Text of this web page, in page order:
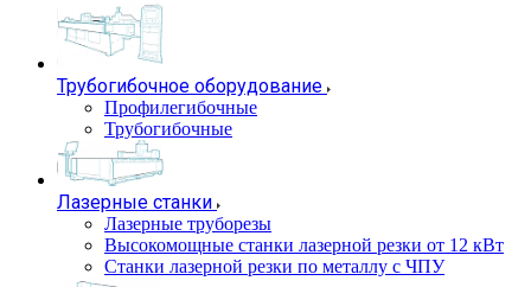
Трубогибочное оборудование
Профилегибочные
Трубогибочные
Лазерные станки
Лазерные труборезы
Высокомощные станки лазерной резки от 12 кВт
Станки лазерной резки по металлу с ЧПУ